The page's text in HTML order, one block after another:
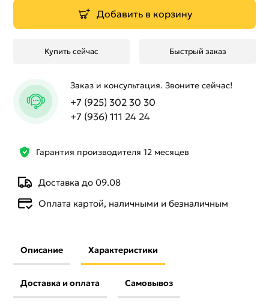
Гарантия производителя 12 месяцев
Доставка до 09.08
Оплата картой, наличными и безналичным
Добавить в корзину
Купить сейчас Быстрый заказ
Заказ и консультация. Звоните сейчас!
+7 (925) 302 30 30
+7 (936) 111 24 24
Описание Характеристики
Доставка и оплата Самовывоз